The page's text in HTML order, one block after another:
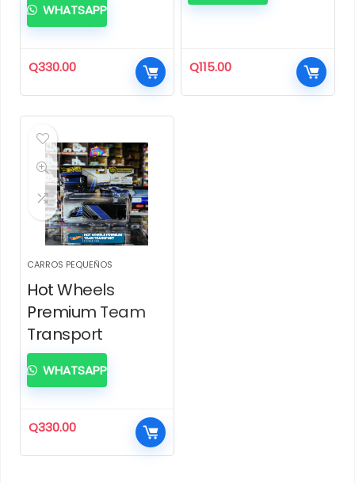
Q330.00
WHATSAPP
Q115.00
CARROS PEQUEÑOS
Hot Wheels
Premium Team
Transport
Q330.00
WHATSAPP